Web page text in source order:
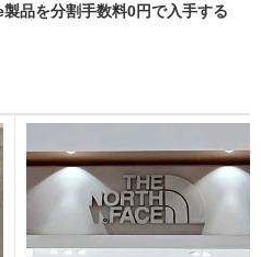
品を分割手数料0円で入手する